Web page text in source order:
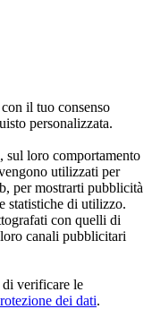
il tuo consenso
personalizzata.
sul loro comportamento
utilizzati per
per mostrarti pubblicità
statistiche di utilizzo.
con quelli di
canali pubblicitari
di verificare le
dei dati.